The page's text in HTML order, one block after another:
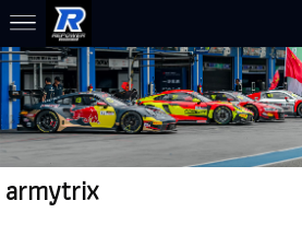
armytrix